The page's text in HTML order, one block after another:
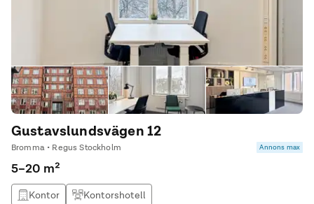
Gustavslundsvägen 12
Bromma • Regus Stockholm Annons max
5–20 m²
Kontor Kontorshotell